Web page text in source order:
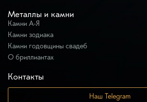
Металлы и камни
Камни А-Я
Камни зодиака
Камни годовщины свадеб
О бриллиантах
Контакты
Наш Telegram